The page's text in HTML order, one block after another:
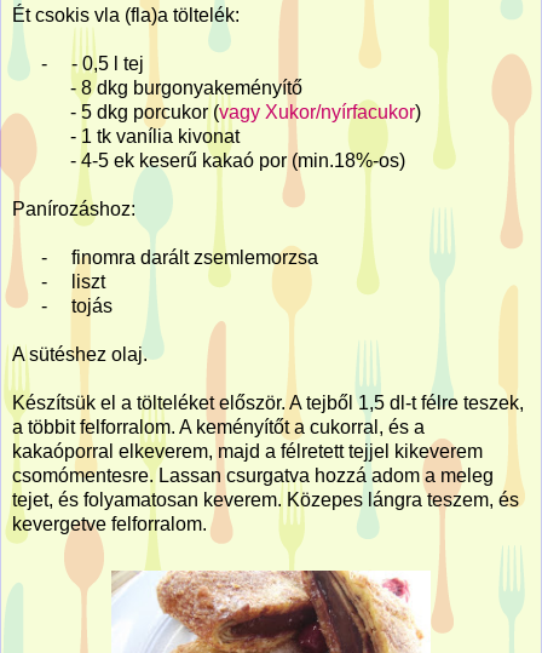
Ét csokis vla (fla)a töltelék:
-
- 0,5 l tej
- 8 dkg burgonyakeményítő
- 5 dkg porcukor (vagy Xukor/nyírfacukor)
- 1 tk vanília kivonat
- 4-5 ek keserű kakaó por (min.18%-os)
Panírozáshoz:
-
finomra darált zsemlemorzsa
-
liszt
-
tojás
A sütéshez olaj.
Készítsük el a tölteléket először. A tejből 1,5 dl-t félre teszek,
a többit felforralom. A keményítőt a cukorral, és a
kakaóporral elkeverem, majd a félretett tejjel kikeverem
csomómentesre. Lassan csurgatva hozzá adom a meleg
tejet, és folyamatosan keverem. Közepes lángra teszem, és
kevergetve felforralom.